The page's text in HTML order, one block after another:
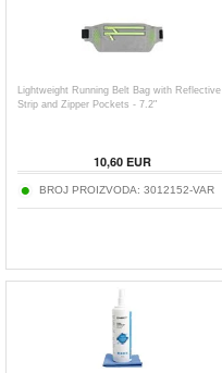
Lightweight Running Belt Bag with Reflective
Strip and Zipper Pockets - 7.2"
10,60EUR
BROJ PROIZVODA: 3012152-VAR